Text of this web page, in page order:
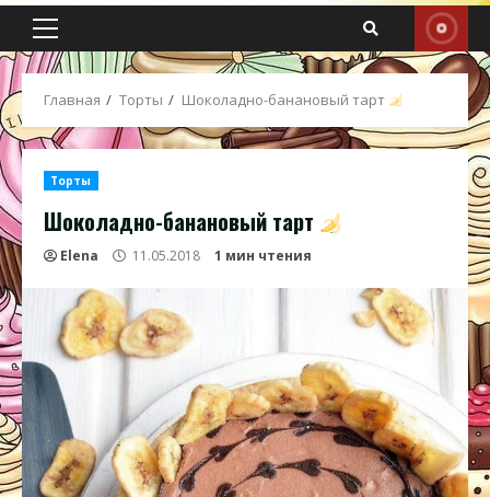
Основное
меню
Главная Торты Шоколадно-банановый тарт
Торты
Шоколадно-банановый тарт
Elena 11.05.2018 1 мин чтения